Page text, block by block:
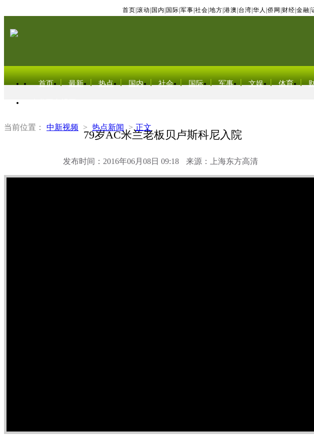
首页 滚动 国内 国际 军事 社会 地方 港澳 台湾 华人 侨网 财经 金融
首页 最新 热点 国内 社会 国际 军事 文娱 体育
当前位置： 中新视频 > 热点新闻 > 正文
79岁AC米兰老板贝卢斯科尼入院
发布时间：2016年06月08日 09:18 来源：上海东方高清